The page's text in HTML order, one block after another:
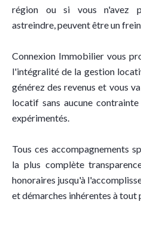
région ou si vous n'avez
astreindre, peuvent être un
Connexion Immobilier vous
l'intégralité de la gestion
générez des revenus et vous
locatif sans aucune
expérimentés.
Tous ces accompagnements
la plus complète
honoraires jusqu'à
et démarches inhérentes à